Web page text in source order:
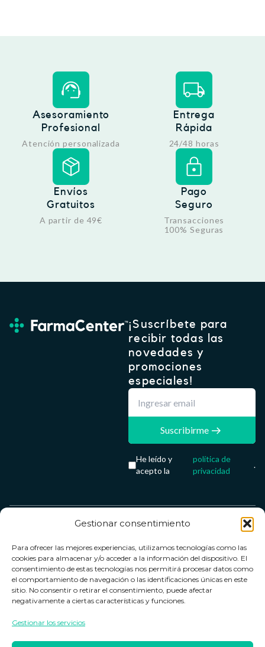
Gestionar consentimiento
Para ofrecer las mejores experiencias, utilizamos tecnologías como las
cookies para almacenar y/o acceder a la información del dispositivo. El
consentimiento de estas tecnologías nos permitirá procesar datos como
el comportamiento de navegación o las identificaciones únicas en este
sitio. No consentir o retirar el consentimiento, puede afectar
negativamente a ciertas características y funciones.
Gestionar los servicios
Asesoramiento
Profesional
Atención personalizada
Entrega
Rápida
24/48 horas
Envíos
Gratuitos
A partir de 49€
Pago
Seguro
Transacciones
100% Seguras
¡Suscríbete para
recibir todas las
novedades y
promociones
especiales!
Suscribirme
He leído y
acepto la
política de
privacidad
.
Contacto
Contacto
Política de
devoluciones
Horario de
Términos y
condiciones
Política de
privacidad
cookies
Farmacenter
digital, S.L
B24836249
info@farmacenter.es
de pago